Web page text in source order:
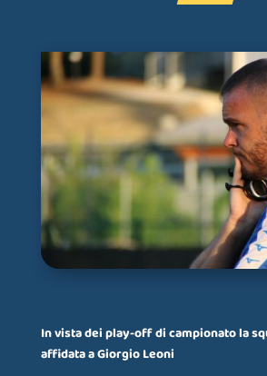
In vista dei play-off di campionato la
affidata a Giorgio Leoni